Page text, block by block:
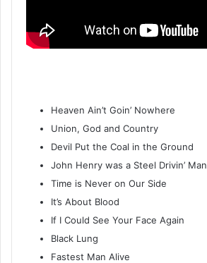
Heaven Ain’t Goin’ Nowhere
Union, God and Country
Devil Put the Coal in the Ground
John Henry was a Steel Drivin’ Man
Time is Never on Our Side
It’s About Blood
If I Could See Your Face Again
Black Lung
Fastest Man Alive